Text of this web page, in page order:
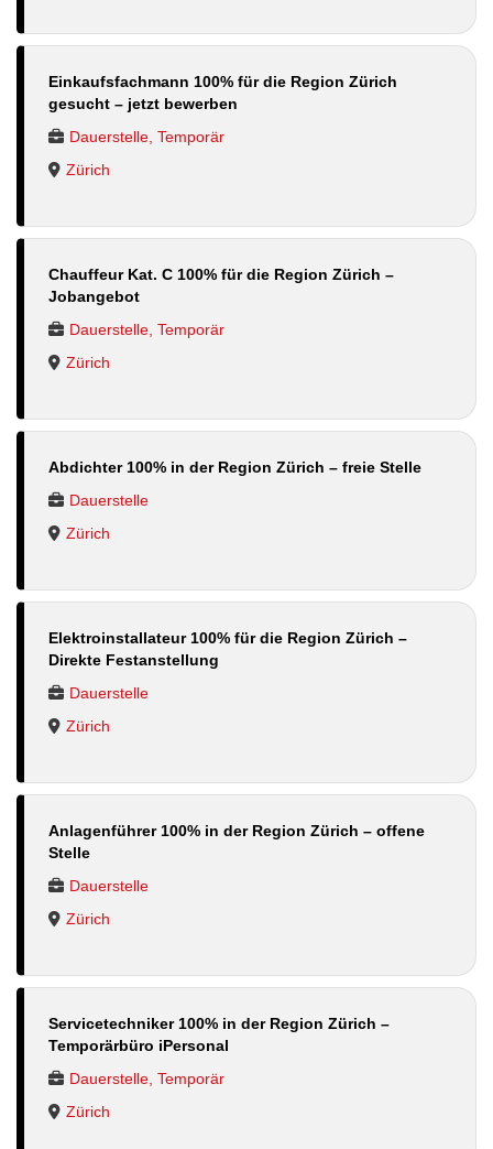
Einkaufsfachmann 100% für die Region Zürich
gesucht – jetzt bewerben
Dauerstelle, Temporär
Zürich
Chauffeur Kat. C 100% für die Region Zürich –
Jobangebot
Dauerstelle, Temporär
Zürich
Abdichter 100% in der Region Zürich – freie Stelle
Dauerstelle
Zürich
Elektroinstallateur 100% für die Region Zürich –
Direkte Festanstellung
Dauerstelle
Zürich
Anlagenführer 100% in der Region Zürich – offene
Stelle
Dauerstelle
Zürich
Servicetechniker 100% in der Region Zürich –
Temporärbüro iPersonal
Dauerstelle, Temporär
Zürich